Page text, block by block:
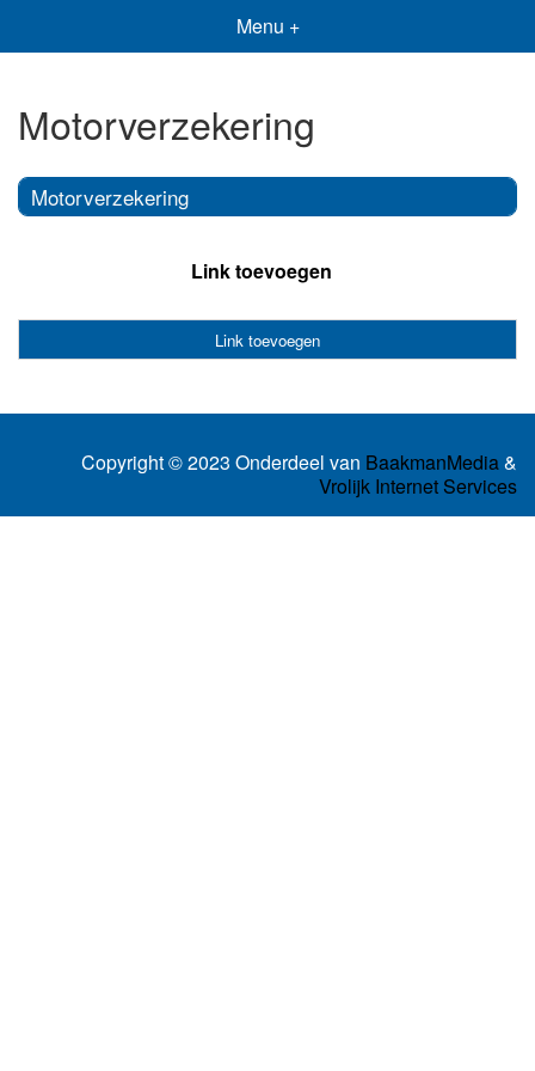
Menu +
Motorverzekering
Motorverzekering
Link toevoegen
Link toevoegen
Copyright © 2023 Onderdeel van BaakmanMedia&
Vrolijk Internet Services